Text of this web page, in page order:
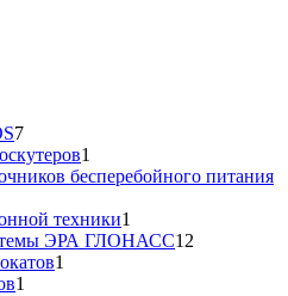
77
товаров1
товар
бесперебойного питания
техники1
товар
ЭРА ГЛОНАСС12
1
1